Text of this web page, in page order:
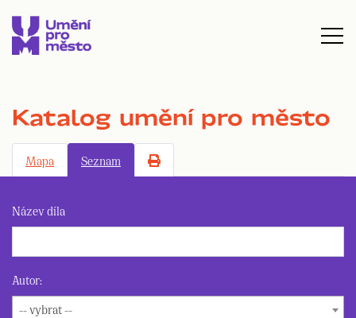
Katalog umění pro město
Mapa Seznam
Název díla
Autor:
-- vybrat --